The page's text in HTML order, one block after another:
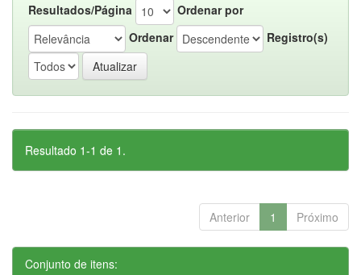
Resultados/Página
Ordenar por
Ordenar
Registro(s)
Resultado 1-1 de 1.
Anterior 1 Próximo
Conjunto de itens: